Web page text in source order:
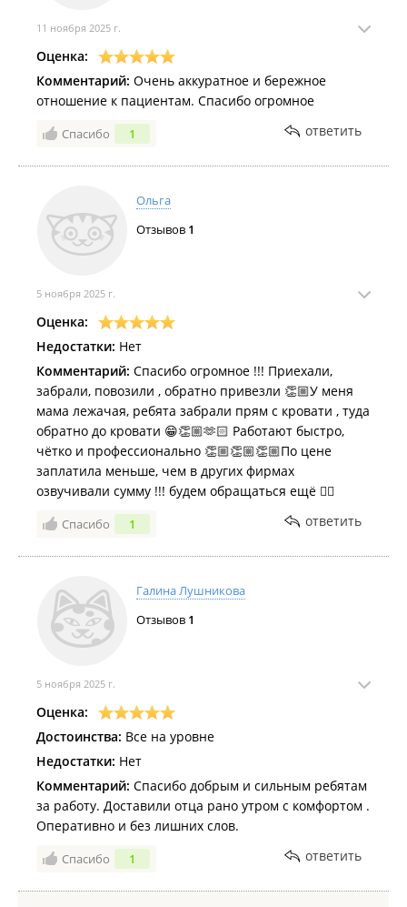
11 ноября 2025 г.
Оценка:
Комментарий: Очень аккуратное и бережное
отношение к пациентам. Спасибо огромное
Спасибо 1 ответить
Ольга
Отзывов 1
5 ноября 2025 г.
Оценка:
Недостатки: Нет
Комментарий: Спасибо огромное !!! Приехали,
забрали, повозили , обратно привезли 👏🏼У меня
мама лежачая, ребята забрали прям с кровати , туда
обратно до кровати 😁👏🏼🫶🏻 Работают быстро,
чётко и профессионально 👏🏼👏🏼👏🏼По цене
заплатила меньше, чем в других фирмах
озвучивали сумму !!! будем обращаться ещё 👍🏻
Спасибо 1 ответить
Галина Лушникова
Отзывов 1
5 ноября 2025 г.
Оценка:
Достоинства: Все на уровне
Недостатки: Нет
Комментарий: Спасибо добрым и сильным ребятам
за работу. Доставили отца рано утром с комфортом .
Оперативно и без лишних слов.
Спасибо 1 ответить